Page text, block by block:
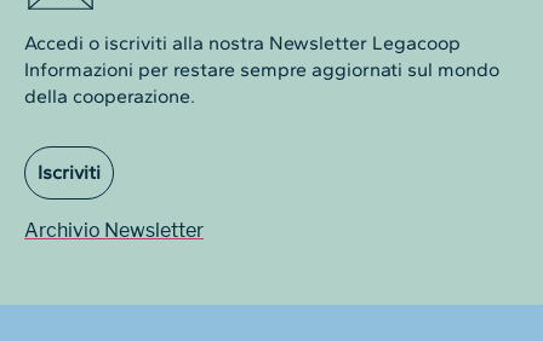
Accedi o iscriviti alla nostra Newsletter Legacoop
Informazioni per restare sempre aggiornati sul mondo
della cooperazione.
Iscriviti
Archivio Newsletter